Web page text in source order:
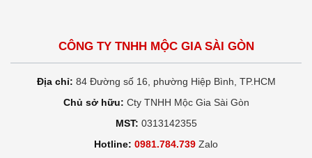
CÔNG TY TNHH MỘC GIA SÀI GÒN
Địa chỉ: 84 Đường số 16, phường Hiệp Bình, TP.HCM
Chủ sở hữu: Cty TNHH Mộc Gia Sài Gòn
MST: 0313142355
Hotline: 0981.784.739 Zalo